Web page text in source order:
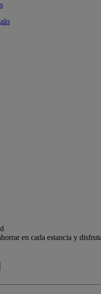
en cada estancia y